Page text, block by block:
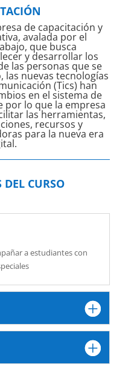
de capacitación y
avalada por el
que busca
y desarrollar los
las personas que se
las nuevas tecnologías
(Tics) han
en el sistema de
por lo que la empresa
las herramientas,
recursos y
para la nueva era
DEL CURSO
a estudiantes con